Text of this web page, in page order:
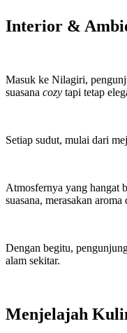
Interior &
Masuk ke Nilagiri,
suasana cozy tapi tetap
Setiap sudut, mulai dari
Atmosfernya yang hangat
suasana, merasakan
Dengan begitu,
alam sekitar.
Menjelajah